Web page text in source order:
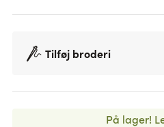
Tilføj broderi
På lager!